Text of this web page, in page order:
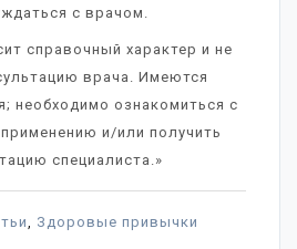
с врачом.
справочный характер и не
врача. Имеются
необходимо ознакомиться с
и/или получить
специалиста.»
Здоровые привычки